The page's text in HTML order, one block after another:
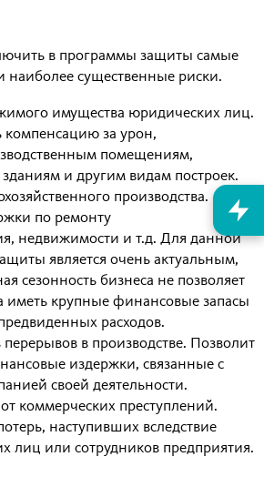
в программы защиты самые
наиболее существенные риски.
имущества юридических лиц.
компенсацию за урон,
помещениям,
и другим видам построек.
производства.
по ремонту
недвижимости и т.д. Для данной
является очень актуальным,
сезонность бизнеса не позволяет
иметь крупные финансовые запасы
расходов.
перерывов в производстве. Позволит
издержки, связанные с
своей деятельности.
коммерческих преступлений.
наступивших вследствие
лиц или сотрудников предприятия.